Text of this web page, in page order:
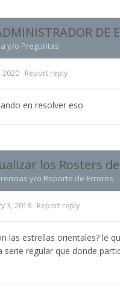
DE
y/o Preguntas
2020 · Report reply
en resolver eso
los Rosters
y/o Reporte de Errores
3, 2018 · Report reply
las estrellas orientales? le
serie regular que donde